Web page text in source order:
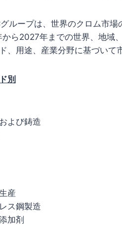
ループは、世界のクロム市場
ら2027年までの世界、地域
、用途、産業分野に基づいて
別
よび鋳造
産
ス鋼製造
加剤